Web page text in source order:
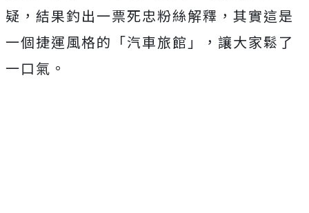
疑，結果釣出一票死忠粉絲解釋，其實這是
一個捷運風格的「汽車旅館」，讓大家鬆了
一口氣。